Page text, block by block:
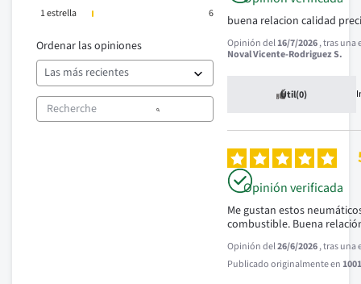
1estrella 6
Ordenar las opiniones
buena relacion calidad
Opinión del16/7/2026, tras una
Noval Vicente-Rodriguez S.
Útil(0)
Opinión verificada
Me gustan estos
combustible. Buena
Opinión del26/6/2026, tras una
Publicado originalmente en